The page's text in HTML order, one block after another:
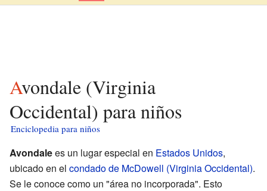
Avondale (Virginia
Occidental) para niños
Enciclopedia para niños
Avondalees un lugar especial en Estados Unidos,
ubicado en el condado de McDowell (Virginia Occidental).
Se le conoce como un "área no incorporada". Esto